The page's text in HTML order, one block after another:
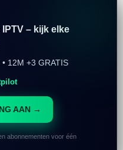
– kijk elke
12M +3 GRATIS
AAN →
abonnementen voor één